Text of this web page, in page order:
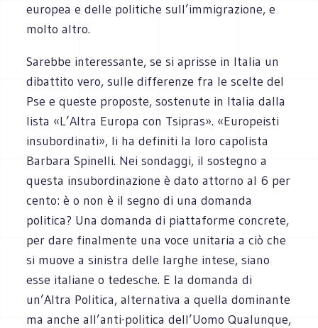
europea e delle politiche sull’immigrazione, e
molto altro.
Sarebbe interessante, se si aprisse in Italia un
dibattito vero, sulle differenze fra le scelte del
Pse e queste proposte, sostenute in Italia dalla
lista «L’Altra Europa con Tsipras». «Europeisti
insubordinati», li ha definiti la loro capolista
Barbara Spinelli. Nei sondaggi, il sostegno a
questa insubordinazione è dato attorno al 6 per
cento: è o non è il segno di una domanda
politica? Una domanda di piattaforme concrete,
per dare finalmente una voce unitaria a ciò che
si muove a sinistra delle larghe intese, siano
esse italiane o tedesche. E la domanda di
un’Altra Politica, alternativa a quella dominante
ma anche all’anti-politica dell’Uomo Qualunque,